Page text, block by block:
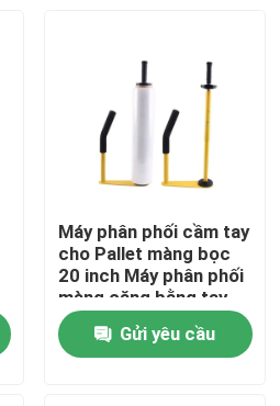
Máy phân phối cầm tay
cho Pallet màng bọc
20 inch Máy phân phối
màng căng bằng tay
Gửi yêu cầu